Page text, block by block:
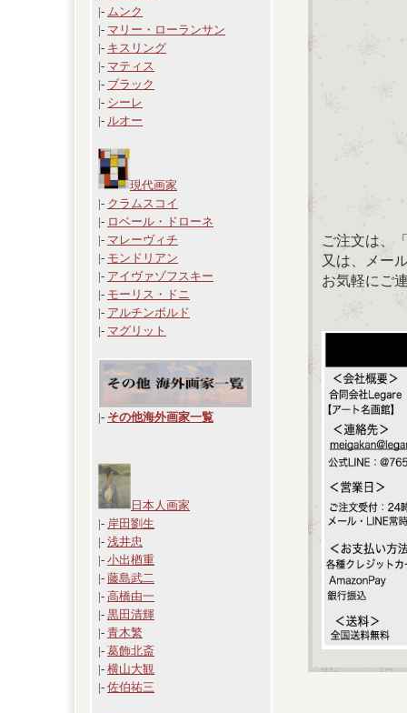
|- ムンク
|- マリー・ローランサン
|- キスリング
|- マティス
|- ブラック
|- シーレ
|- ルオー
現代画家
|- クラムスコイ
|- ロベール・ドローネ
|- マレーヴィチ
|- モンドリアン
|- アイヴァゾフスキー
|- モーリス・ドニ
|- アルチンボルド
|- マグリット
|- その他海外画家一覧
日本人画家
|- 岸田劉生
|- 浅井忠
|- 小出楢重
|- 藤島武二
|- 高橋由一
|- 黒田清輝
|- 青木繁
|- 葛飾北斎
|- 横山大観
|- 佐伯祐三
ご注文は、
又は、メー
お気軽にご